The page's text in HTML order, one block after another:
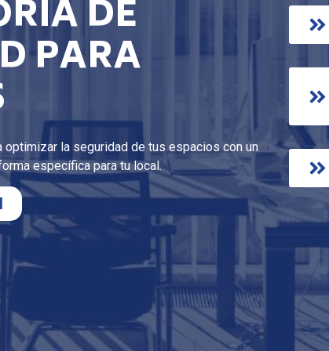
DE
PARA
optimizar la seguridad de tus espacios con un
específica para tu local.